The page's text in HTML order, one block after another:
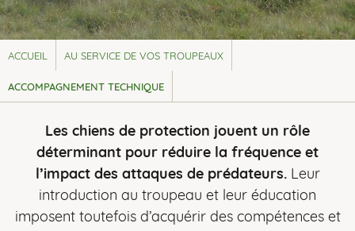
ACCUEIL AU SERVICE DE VOS TROUPEAUX
ACCOMPAGNEMENT TECHNIQUE
Les chiens de protection jouent un rôle
déterminant pour réduire la fréquence et
l’impact des attaques de prédateurs.Leur
introduction au troupeau et leur éducation
imposent toutefois d’acquérir des compétences et